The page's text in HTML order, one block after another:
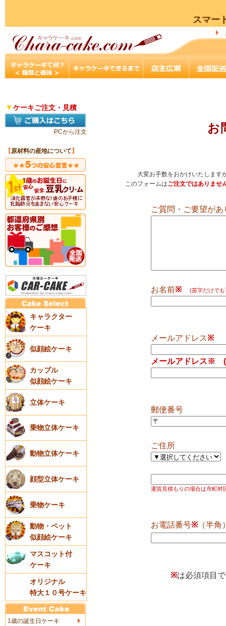
スマー
▼ケーキご注文・見積
PCから注文
【原材料の産地について 】
キャラクター
ケーキ
似顔絵ケーキ
カップル
似顔絵ケーキ
立体ケーキ
乗物立体ケーキ
動物立体ケーキ
顔型立体ケーキ
乗物ケーキ
動物・ペット
似顔絵ケーキ
マスコット付
ケーキ
オリジナル
特大１０号ケーキ
1歳の誕生日ケーキ
お
大変お手数をおかけいたします
このフォームはご注文ではありませ
ご質問・ご要望が
お名前※ (苗字だけでも
メールアドレス※
メールアドレス※ (
郵便番号
ご住所
運賃見積もりの場合は市町村
お電話番号※（半角
※は必須項目